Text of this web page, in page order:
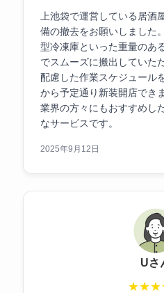
上池袋で運営している居酒
備の撤去をお願いしました
型冷凍庫といった重量のあ
でスムーズに搬出していた
配慮した作業スケジュール
から予定通り新装開店でき
業界の方々にもおすすめし
なサービスです。
2025年9月12日
Uさ
★★★